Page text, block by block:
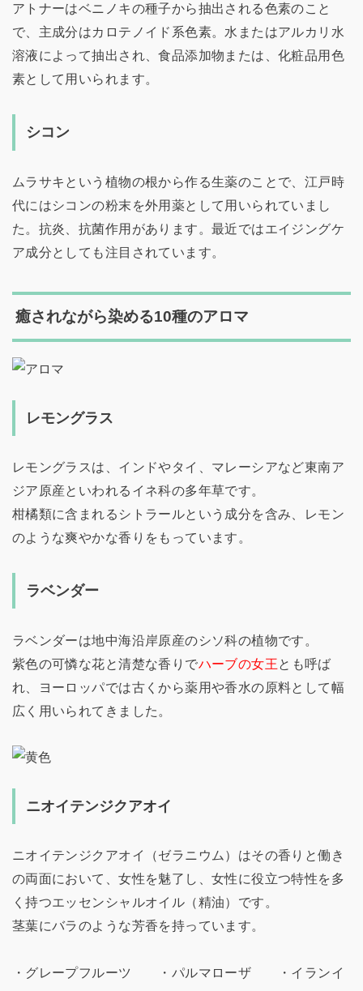
アトナーはベニノキの種子から抽出される色素のこと
で、主成分はカロテノイド系色素。水またはアルカリ水
溶液によって抽出され、食品添加物または、化粧品用色
素として用いられます。
シコン
ムラサキという植物の根から作る生薬のことで、江戸時
代にはシコンの粉末を外用薬として用いられていまし
た。抗炎、抗菌作用があります。最近ではエイジングケ
ア成分としても注目されています。
癒されながら染める10種のアロマ
レモングラス
レモングラスは、インドやタイ、マレーシアなど東南ア
ジア原産といわれるイネ科の多年草です。
柑橘類に含まれるシトラールという成分を含み、レモン
のような爽やかな香りをもっています。
ラベンダー
ラベンダーは地中海沿岸原産のシソ科の植物です。
紫色の可憐な花と清楚な香りでハーブの女王 とも呼ば
れ、ヨーロッパでは古くから薬用や香水の原料として幅
広く用いられてきました。
ニオイテンジクアオイ
ニオイテンジクアオイ（ゼラニウム）はその香りと働き
の両面において、女性を魅了し、女性に役立つ特性を多
く持つエッセンシャルオイル（精油）です。
茎葉にバラのような芳香を持っています。
・グレープフルーツ ・パルマローザ ・イランイ